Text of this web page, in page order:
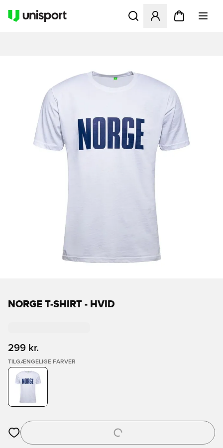
Åbner en Modal til at
NORGE T-SHIRT - HVID
299 kr.
TILGÆNGELIGE FARVER
Åbner en Modal til at logge ind eller tilmelde dig som medlem